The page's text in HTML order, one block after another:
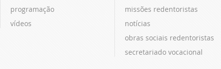
programação
vídeos
missões redentoristas
notícias
obras sociais redentoristas
secretariado vocacional